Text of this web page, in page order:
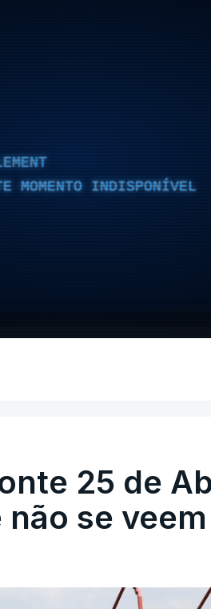
MOMENTO INDISPONÍVEL
25 de
se veem